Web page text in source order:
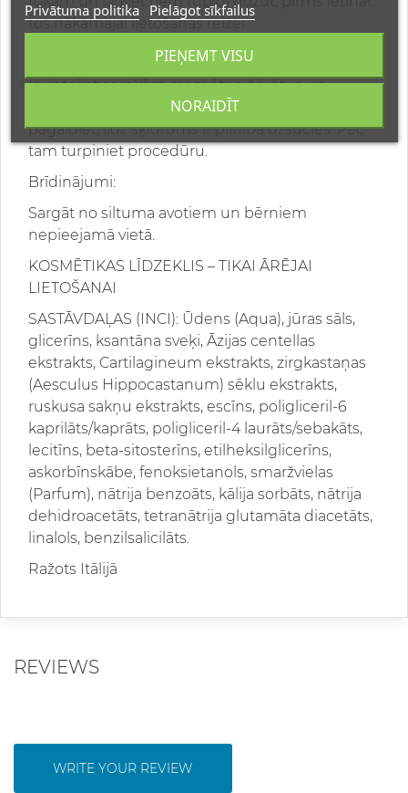
tos nākamajai lietošanas reizei.
OTRĀ LIETOŠANA:
Ievietojiet ar rokām mazgātus, žāvētus un
sarullētus pārsējus maisiņā ar šķīdumu un
pagaidiet, līdz šķidrums ir pilnībā uzsūcies. Pēc
tam turpiniet procedūru.
Brīdinājumi:
Sargāt no siltuma avotiem un bērniem
nepieejamā vietā.
KOSMĒTIKAS LĪDZEKLIS – TIKAI ĀRĒJAI
LIETOŠANAI
SASTĀVDAĻAS (INCI): Ūdens (Aqua), jūras sāls,
glicerīns, ksantāna sveķi, Āzijas centellas
ekstrakts, Cartilagineum ekstrakts, zirgkastaņas
(Aesculus Hippocastanum) sēklu ekstrakts,
ruskusa sakņu ekstrakts, escīns, poligliceril-6
kaprilāts/kaprāts, poligliceril-4 laurāts/sebakāts,
lecitīns, beta-sitosterīns, etilheksilglicerīns,
askorbīnskābe, fenoksietanols, smaržvielas
(Parfum), nātrija benzoāts, kālija sorbāts, nātrija
dehidroacetāts, tetranātrija glutamāta diacetāts,
linalols, benzilsalicilāts.
Ražots Itālijā
REVIEWS
WRITE YOUR REVIEW
Privātuma politika Pielāgot sīkfailus
NORAIDĪT
PIEŅEMT VISU